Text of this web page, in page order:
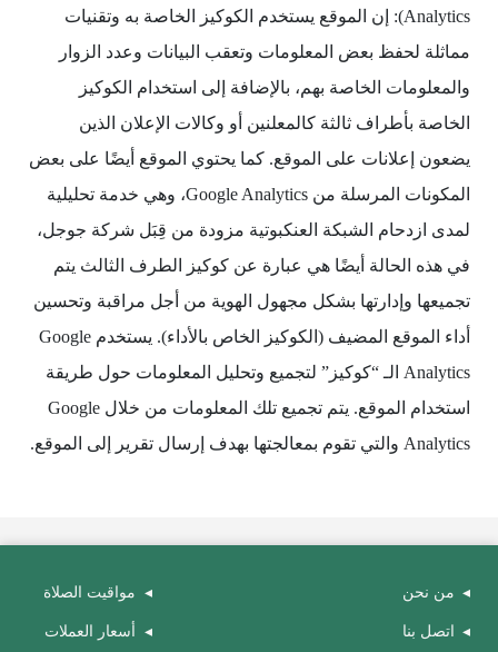
Analytics): إن الموقع يستخدم الكوكيز الخاصة به وتقنيات
مماثلة لحفظ بعض المعلومات وتعقب البيانات وعدد الزوار
والمعلومات الخاصة بهم، بالإضافة إلى استخدام الكوكيز
الخاصة بأطراف ثالثة كالمعلنين أو وكالات الإعلان الذين
يضعون إعلانات على الموقع. كما يحتوي الموقع أيضًا على بعض
المكونات المرسلة من Google Analytics، وهي خدمة تحليلية
لمدى ازدحام الشبكة العنكبوتية مزودة من قِبَل شركة جوجل،
في هذه الحالة أيضًا هي عبارة عن كوكيز الطرف الثالث يتم
تجميعها وإدارتها بشكل مجهول الهوية من أجل مراقبة وتحسين
أداء الموقع المضيف (الكوكيز الخاص بالأداء). يستخدم Google
Analytics الـ “كوكيز” لتجميع وتحليل المعلومات حول طريقة
استخدام الموقع. يتم تجميع تلك المعلومات من خلال Google
Analytics والتي تقوم بمعالجتها بهدف إرسال تقرير إلى الموقع.
من نحن
اتصل بنا
مواقيت الصلاة
أسعار العملات